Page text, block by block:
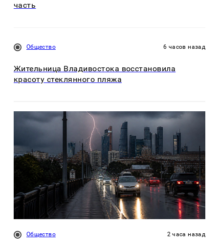
часть
Общество 6 часов назад
Жительница Владивостока восстановила
красоту стеклянного пляжа
Общество 2 часа назад